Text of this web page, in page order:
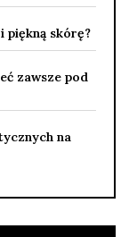
piękną skórę?
zawsze pod
na